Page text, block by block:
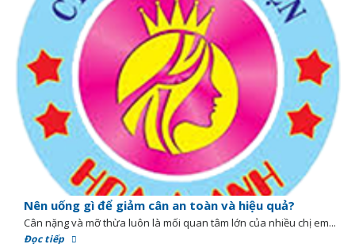
Nên uống gì để giảm cân an toàn và hiệu quả?
Cân nặng và mỡ thừa luôn là mối quan tâm lớn của nhiều chị em...
Đọc tiếp